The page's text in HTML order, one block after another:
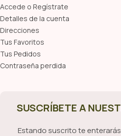
Accede o Regístrate
Detalles de la cuenta
Direcciones
Tus Favoritos
Tus Pedidos
Contraseña perdida
SUSCRÍBETE A
Estando suscrito te